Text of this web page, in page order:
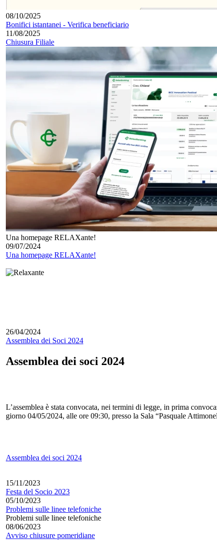
08/10/2025
Bonifici istantanei - Verifica beneficiario
11/08/2025
Chiusura Filiale
Una homepage RELAXante!
09/07/2024
Una homepage RELAXante!
26/04/2024
Assemblea dei Soci 2024
Assemblea dei soci 2024
L’assemblea è stata convocata, nei termini di legge, in prima
giorno 04/05/2024, alle ore 09:30, presso la Sala “Pasquale
Assemblea dei soci 2024
15/11/2023
Festa del Socio 2023
05/10/2023
Problemi sulle linee telefoniche
Problemi sulle linee telefoniche
08/06/2023
Avviso chiusure pomeridiane